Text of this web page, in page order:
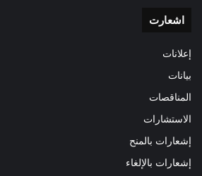
اشعارت
إعلانات
بيانات
المناقصات
الاستشارات
إشعارات بالمنح
إشعارات بالإلغاء